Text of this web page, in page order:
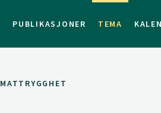
PUBLIKASJONER TEMA
MATTRYGGHET